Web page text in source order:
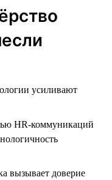
усиливают
HR-коммуникаций
вызывает доверие